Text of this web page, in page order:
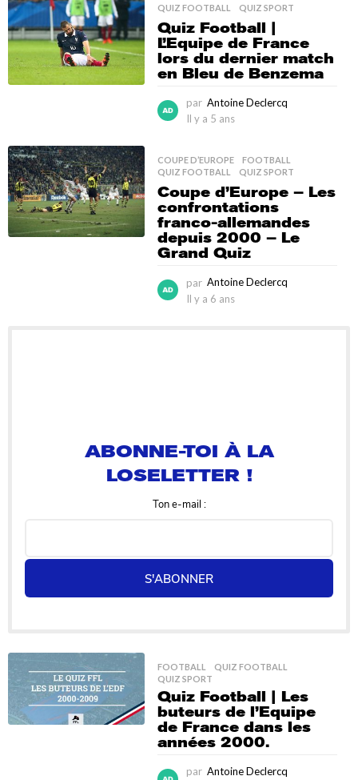
a
6
a
n
s
QUIZ FOOTBALL ,QUIZ SPORT
Quiz Football |
L’Equipe de France
lors du dernier match
en Bleu de Benzema
par Antoine Declercq
Il y a 5 ans
5
a
n
s
COUPE D’EUROPE ,FOOTBALL
QUIZ FOOTBALL
,QUIZ SPORT
Coupe d’Europe – Les
confrontations
franco-allemandes
depuis 2000 – Le
Grand Quiz
par Antoine Declercq
Il y a 6 ans
Ton e-mail :
S'ABONNER
FOOTBALL ,QUIZ FOOTBALL
QUIZ SPORT
Quiz Football | Les
buteurs de l’Equipe
de France dans les
années 2000.
par Antoine Declercq